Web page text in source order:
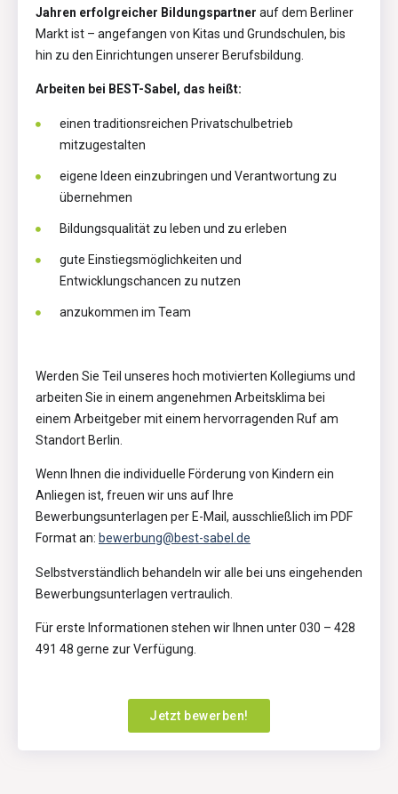
Jahren erfolgreicher Bildungspartner auf dem Berliner
Markt ist – angefangen von Kitas und Grundschulen, bis
hin zu den Einrichtungen unserer Berufsbildung.
Arbeiten bei BEST-Sabel, das heißt:
einen traditionsreichen Privatschulbetrieb
mitzugestalten
eigene Ideen einzubringen und Verantwortung zu
übernehmen
Bildungsqualität zu leben und zu erleben
gute Einstiegsmöglichkeiten und
Entwicklungschancen zu nutzen
anzukommen im Team
Werden Sie Teil unseres hoch motivierten Kollegiums und
arbeiten Sie in einem angenehmen Arbeitsklima bei
einem Arbeitgeber mit einem hervorragenden Ruf am
Standort Berlin.
Wenn Ihnen die individuelle Förderung von Kindern ein
Anliegen ist, freuen wir uns auf Ihre
Bewerbungsunterlagen per E-Mail, ausschließlich im PDF
Format an: bewerbung@best-sabel.de
Selbstverständlich behandeln wir alle bei uns eingehenden
Bewerbungsunterlagen vertraulich.
Für erste Informationen stehen wir Ihnen unter 030 – 428
491 48 gerne zur Verfügung.
Jetzt bewerben!